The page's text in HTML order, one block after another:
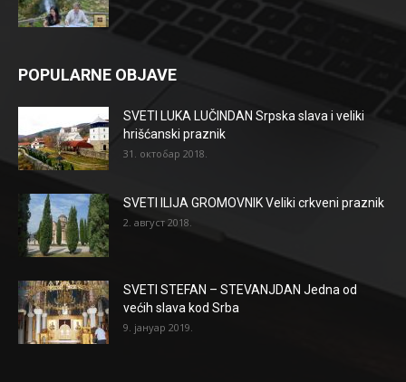
POPULARNE OBJAVE
SVETI LUKA LUČINDAN Srpska slava i veliki
hrišćanski praznik
31. октобар 2018.
SVETI ILIJA GROMOVNIK Veliki crkveni praznik
2. август 2018.
SVETI STEFAN – STEVANJDAN Jedna od
većih slava kod Srba
9. јануар 2019.